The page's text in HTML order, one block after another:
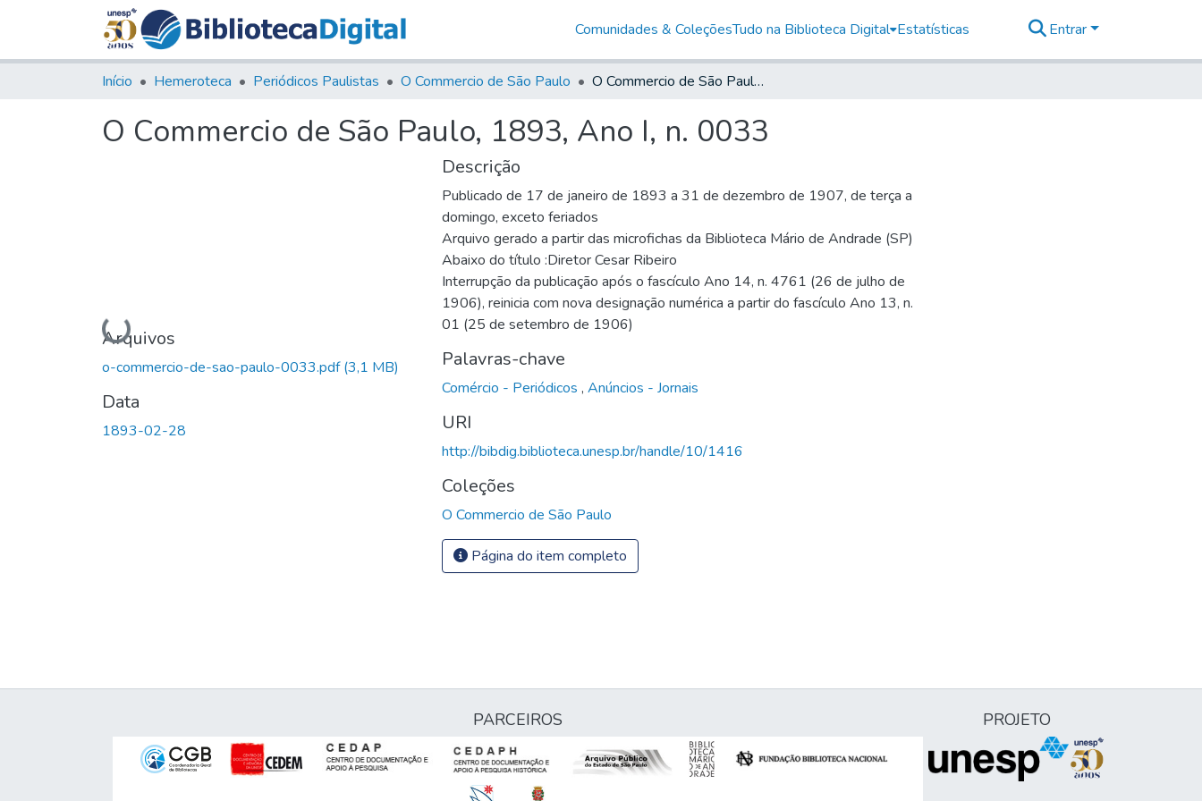
Comunidades & ColeçõesTudo na Biblioteca Digital Estatísticas Entrar
Início Hemeroteca Periódicos Paulistas O Commercio de São Paulo O Commercio de São Paulo, 1893, Ano I, n. 0033
O Commercio de São Paulo, 1893, Ano I, n. 0033
Carregando...
Arquivos
o-commercio-de-sao-paulo-0033.pdf(3,1 MB)
Data
1893-02-28
Descrição
Publicado de 17 de janeiro de 1893 a 31 de dezembro de 1907, de terça a
domingo, exceto feriados
Arquivo gerado a partir das microfichas da Biblioteca Mário de Andrade (SP)
Abaixo do título :Diretor Cesar Ribeiro
Interrupção da publicação após o fascículo Ano 14, n. 4761 (26 de julho de
1906), reinicia com nova designação numérica a partir do fascículo Ano 13, n.
01 (25 de setembro de 1906)
Palavras-chave
Comércio - Periódicos , Anúncios - Jornais
URI
http://bibdig.biblioteca.unesp.br/handle/10/1416
Coleções
O Commercio de São Paulo
Página do item completo
PARCEIROS PROJETO